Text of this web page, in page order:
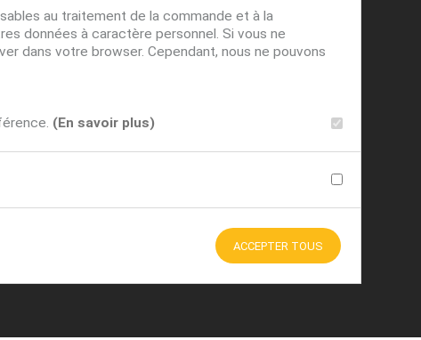
au traitement de la commande et à la
données à caractère personnel. Si vous ne
dans votre browser. Cependant, nous ne pouvons
(En savoir plus)
ACCEPTER TOUS